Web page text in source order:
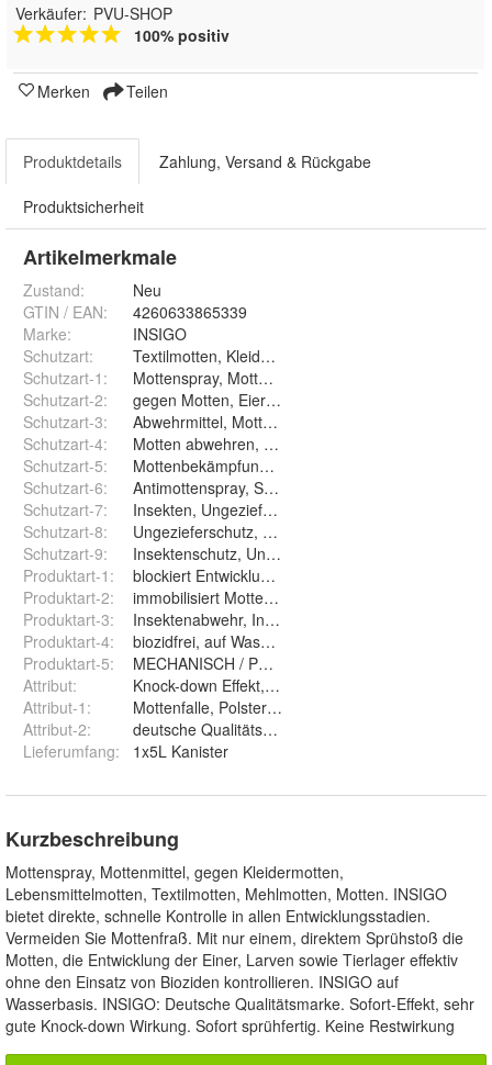
Verkäufer: PVU-SHOP
100% positiv
Merken Teilen
Produktdetails Zahlung, Versand & Rückgabe
Produktsicherheit
Artikelmerkmale
Zustand:
Neu
GTIN / EAN:
4260633865339
Marke:
INSIGO
Schutzart:
Textilmotten, Kleidermotte, Lebensmittelmotte
Schutzart-1 :
Mottenspray, Mottenmittel, abwehren, vertreiben
Schutzart-2:
gegen Motten, Eier, Larven, Anti-Mottenspray
Schutzart-3:
Abwehrmittel, Mottenschutz, Mottenfrei
Schutzart-4:
Motten abwehren, vertreiben, Wohnräume,
Schutzart-5:
Mottenbekämpfung, Küche, Textilien, Wäsche
Schutzart-6:
Antimottenspray, Schutz bei Mottenbefall
Schutzart-7:
Insekten, Ungeziefer, Schadinsekten, Kleiderschutz
Schutzart-8:
Ungezieferschutz, Insektenspray, Speichermotten
Schutzart-9:
Insektenschutz, Ungezieferschutz, Mehlmotte
Produktart-1 :
blockiert Entwicklung Motten Larven, Eier
Produktart-2:
immobilisiert Motten, Teppiche, Mottenabweisend
Produktart-3:
Insektenabwehr, Insektenschutz, Insektenmittel
Produktart-4:
biozidfrei, auf Wasserbasis, sofort sprühfertig
Produktart-5:
MECHANISCH / PHYSIKALISCHES
Attribut:
Knock-down Effekt, KO-Wirkung, Mottenfraß
Attribut-1 :
Mottenfalle, Polster, Kleidermotten, Motte
Attribut-2:
deutsche Qualitätsmarke mit Direktwirkung
Lieferumfang: 1x5L Kanister
Kurzbeschreibung
Mottenspray, Mottenmittel, gegen Kleidermotten,
Lebensmittelmotten, Textilmotten, Mehlmotten, Motten. INSIGO
bietet direkte, schnelle Kontrolle in allen Entwicklungsstadien.
Vermeiden Sie Mottenfraß. Mit nur einem, direktem Sprühstoß die
Motten, die Entwicklung der Einer, Larven sowie Tierlager effektiv
ohne den Einsatz von Bioziden kontrollieren. INSIGO auf
Wasserbasis. INSIGO: Deutsche Qualitätsmarke. Sofort-Effekt, sehr
gute Knock-down Wirkung. Sofort sprühfertig. Keine Restwirkung